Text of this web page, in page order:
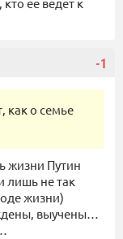
ее ведет к
-1
как о семье
жизни Путин
лишь не так
жизни)
выучены…